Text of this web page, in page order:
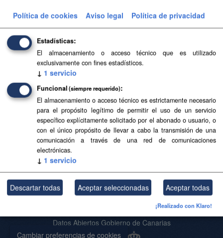
Cambiar preferencias de cookies
Base Topográfica a escala 1:5.000 de Canarias
(2004-2006)
Base Topográfica a escala 1:5.000 de Canarias (2004-
2006)
SHP SpatiaLite
Usted también puede acceder a este registro utilizando losAPI(ver
API Docs).
Acerca de SITCAN Open Data
Datos Abiertos Gobierno de Canarias
Política de cookies Aviso legal Política de privacidad
Estadísticas
El almacenamiento o acceso técnico que es utilizado
exclusivamente con fines estadísticos.
↓ 1 servicio
Funcional (siempre requerido)
El almacenamiento o acceso técnico es estrictamente necesario
para el propósito legítimo de permitir el uso de un servicio
específico explícitamente solicitado por el abonado o usuario, o
con el único propósito de llevar a cabo la transmisión de una
comunicación a través de una red de comunicaciones
electrónicas.
↓ 1 servicio
Descartar todas Aceptar seleccionadas Aceptar todas
¡Realizado con Klaro!